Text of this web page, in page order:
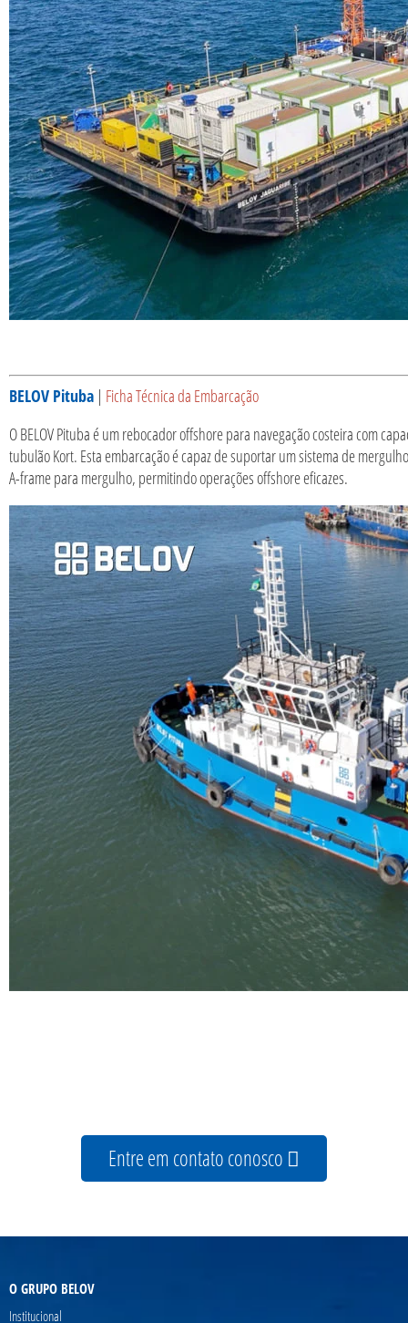
BELOV Pituba | Ficha Técnica da Embarcação
O BELOV Pituba é um rebocador offshore para navegação costeira com
tubulão Kort. Esta embarcação é capaz de suportar um sistema de
A-frame para mergulho, permitindo operações offshore eficazes.
Entre em contato conosco
O GRUPO BELOV
Institucional